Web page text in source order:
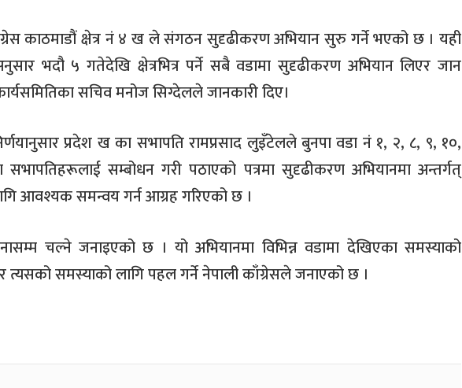
काठमाडौं क्षेत्र नं ४ ख ले संगठन सुदृढीकरण अभियान सुरु गर्ने भएको छ । यही
भदौ ५ गतेदेखि क्षेत्रभित्र पर्ने सबै वडामा सुदृढीकरण अभियान लिएर जान
सचिव मनोज सिग्देलले जानकारी दिए।
प्रदेश ख का सभापति रामप्रसाद लुइँटेलले बुनपा वडा नं १, २, ८, ९, १०,
सम्बोधन गरी पठाएको पत्रमा सुदृढीकरण अभियानमा अन्तर्गत्
आवश्यक समन्वय गर्न आग्रह गरिएको छ ।
चल्ने जनाइएको छ । यो अभियानमा विभिन्न वडामा देखिएका समस्याको
त्यसको समस्याको लागि पहल गर्ने नेपाली काँग्रेसले जनाएको छ ।